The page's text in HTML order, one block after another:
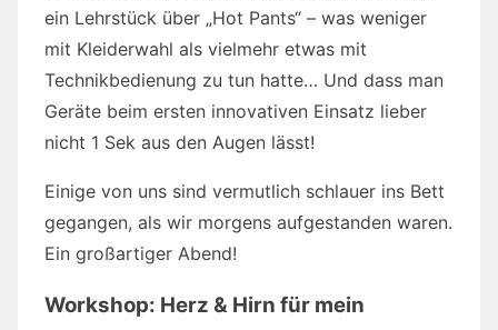
ein Lehrstück über „Hot Pants“ – was weniger
mit Kleiderwahl als vielmehr etwas mit
Technikbedienung zu tun hatte… Und dass man
Geräte beim ersten innovativen Einsatz lieber
nicht 1 Sek aus den Augen lässt!
Einige von uns sind vermutlich schlauer ins Bett
gegangen, als wir morgens aufgestanden waren.
Ein großartiger Abend!
Workshop: Herz & Hirn für mein